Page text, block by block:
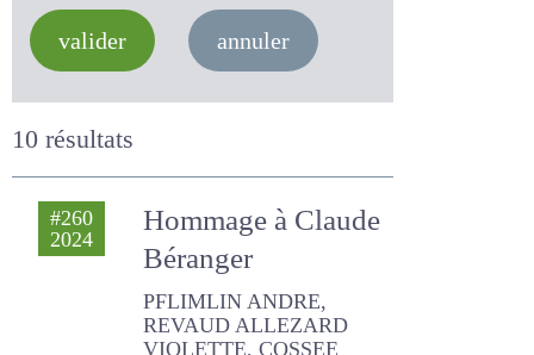
valider annuler
10 résultats
#260
Hommage à
Claude Béranger
PFLIMLIN ANDRE, REVAUD